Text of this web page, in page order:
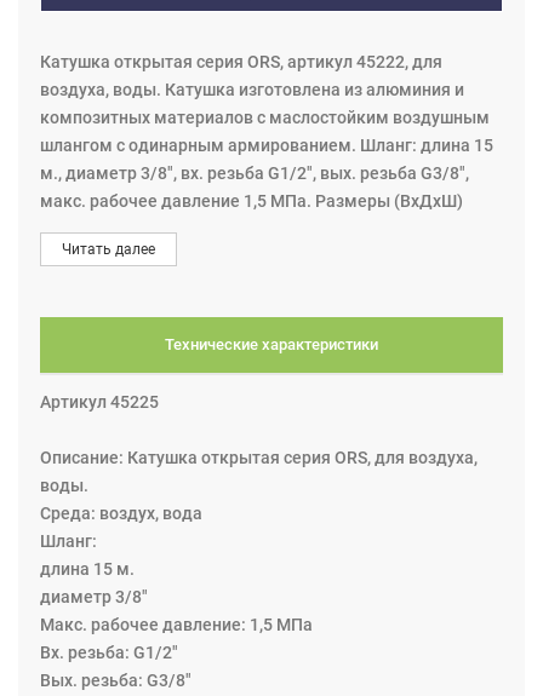
Катушка открытая серия ORS, артикул 45222, для
воздуха, воды. Катушка изготовлена из алюминия и
композитных материалов с маслостойким воздушным
шлангом с одинарным армированием. Шланг: длина 15
м., диаметр 3/8", вх. резьба G1/2", вых. резьба G3/8",
макс. рабочее давление 1,5 МПа. Размеры (ВхДхШ)
488х480х195 мм. Шланг можно вытянуть до нужной
длины и зафиксировать с помощью механизма. Потянув
Читать далее
Технические характеристики
Артикул 45225
Описание: Катушка открытая серия ORS, для воздуха,
воды.
Среда: воздух, вода
Шланг:
длина 15 м.
диаметр 3/8"
Макс. рабочее давление: 1,5 МПа
Вх. резьба: G1/2"
Вых. резьба: G3/8"